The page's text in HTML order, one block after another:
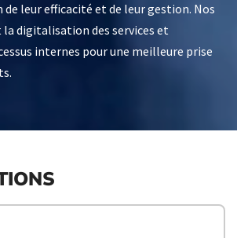
leur efficacité et de leur gestion. Nos
digitalisation des services et
internes pour une meilleure prise